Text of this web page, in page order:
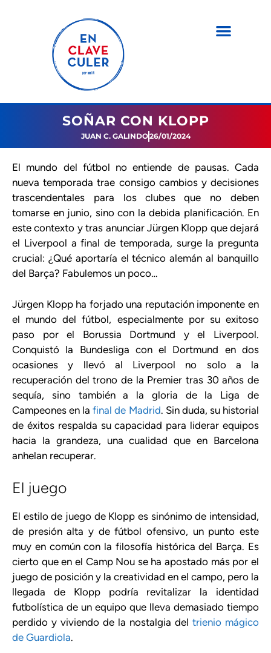
SOÑAR CON KLOPP
JUAN C. GALINDO26/01/2024
El mundo del fútbol no entiende de pausas. Cada
nueva temporada trae consigo cambios y decisiones
trascendentales para los clubes que no deben
tomarse en junio, sino con la debida planificación. En
este contexto y tras anunciar Jürgen Klopp que dejará
el Liverpool a final de temporada, surge la pregunta
crucial: ¿Qué aportaría el técnico alemán al banquillo
del Barça? Fabulemos un poco…
Jürgen Klopp ha forjado una reputación imponente en
el mundo del fútbol, especialmente por su exitoso
paso por el Borussia Dortmund y el Liverpool.
Conquistó la Bundesliga con el Dortmund en dos
ocasiones y llevó al Liverpool no solo a la
recuperación del trono de la Premier tras 30 años de
sequía, sino también a la gloria de la Liga de
Campeones en lafinal de Madrid. Sin duda, su historial
de éxitos respalda su capacidad para liderar equipos
hacia la grandeza, una cualidad que en Barcelona
anhelan recuperar.
El juego
El estilo de juego de Klopp es sinónimo de intensidad,
de presión alta y de fútbol ofensivo, un punto este
muy en común con la filosofía histórica del Barça. Es
cierto que en el Camp Nou se ha apostado más por el
juego de posición y la creatividad en el campo, pero la
llegada de Klopp podría revitalizar la identidad
futbolística de un equipo que lleva demasiado tiempo
perdido y viviendo de la nostalgia del trienio mágico
de Guardiola.